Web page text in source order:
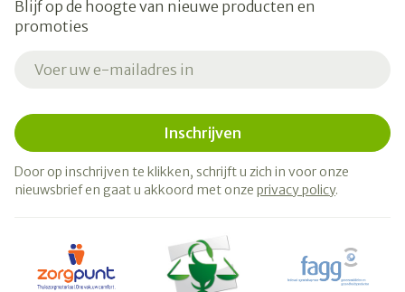
Blijf op de hoogte van nieuwe producten en
promoties
Inschrijven
Door op inschrijven te klikken, schrijft u zich in voor onze
nieuwsbrief en gaat u akkoord met onze privacy policy.